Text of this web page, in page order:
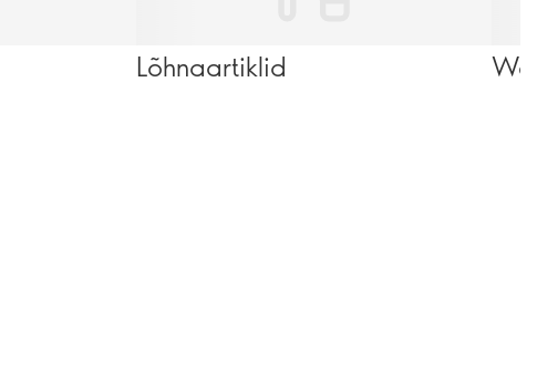
Lõhnaartiklid